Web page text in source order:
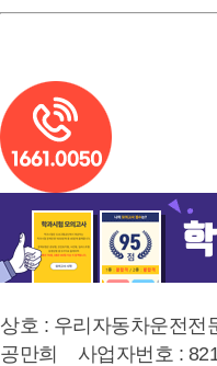
상호 : 우리자동차운전
공만희 사업자번호 :